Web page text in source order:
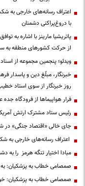
اعتراف رسانه‌های خارجی به
با دروغ‌پراکنی دشمنان
پاتریشیا مارینز با اشاره به
از حرکت کشورهای منطقه به
ویدئو؛ پنجمین مجموعه از
خبرنگار، مبلّغ دین و
روز خبرنگار از سوی استاد
فرار هواپیماها از فرودگاه جده
رئیس ستاد مشترک ارتش
جای خالی «اقتصاد جنگی» در
اعتراف رسانه‌های خارجی به
مبادا اختیار تنگه هرمز را به
صمصامی خطاب به پزشکیان: به
صمصامی خطاب به پزشکیان: